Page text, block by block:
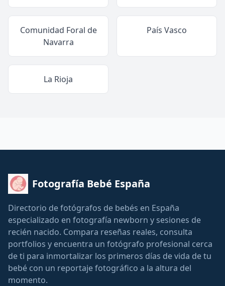
Comunidad Foral de
Navarra
País Vasco
La Rioja
Fotografía Bebé España
Directorio de fotógrafos de bebés en España
especializado en fotografía newborn y sesiones de
recién nacido. Compara reseñas reales, consulta
portfolios y encuentra un fotógrafo profesional cerca
de ti para inmortalizar los primeros días de vida de tu
bebé con un reportaje fotográfico a la altura del
momento.